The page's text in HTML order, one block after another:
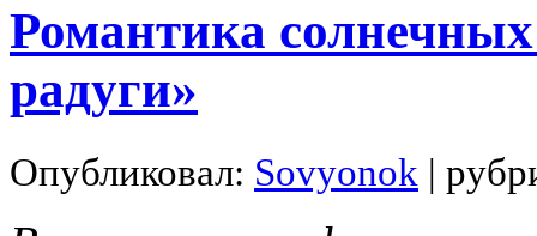
Романтика
радуги»
Опубликовал: Sovyonok |